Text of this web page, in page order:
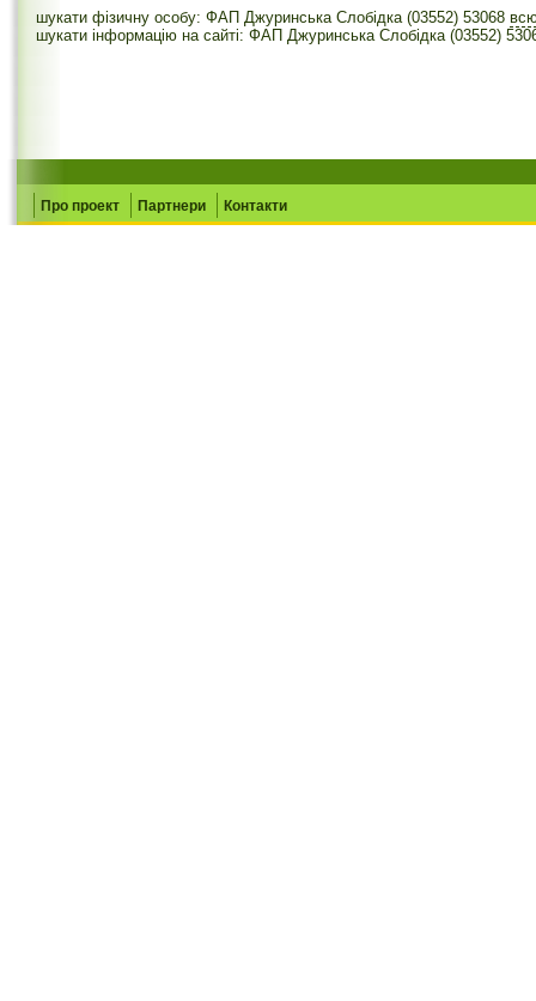
шукати фізичну особу: ФАП Джуринська Слобідка (03552) 53068
шукати інформацію на сайті: ФАП Джуринська Слобідка (03552)
Про проект Партнери Контакти